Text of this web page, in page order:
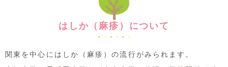
はしか（麻疹）について
関東を中心にはしか（麻疹）の流行がみられます。